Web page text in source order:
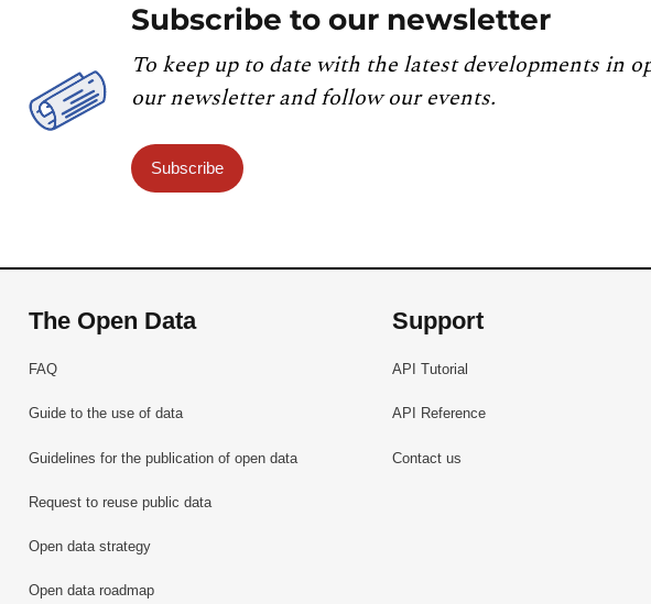
Subscribe to our newsletter
To keep up to date with the latest developments in
our newsletter and follow our events.
Subscribe
The Open Data
FAQ
Guide to the use of data
Guidelines for the publication of open data
Request to reuse public data
Open data strategy
Open data roadmap
Support
API Tutorial
API Reference
Contact us